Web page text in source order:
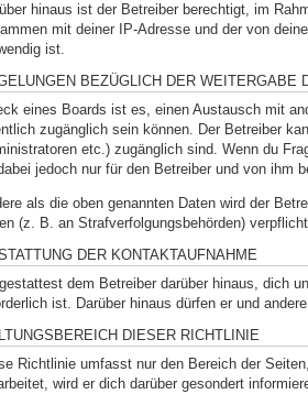
hinaus ist der Betreiber berechtigt, im
mit deiner IP-Adresse und der von
ist.
BEZÜGLICH DER WEITERGABE
eines Boards ist es, einen Austausch mit
zugänglich sein können. Der Betreiber
etc.) zugänglich sind. Wenn du
jedoch nur für den Betreiber und von ihm
als die oben genannten Daten wird der
(z. B. an Strafverfolgungsbehörden)
DER KONTAKTAUFNAHME
dem Betreiber darüber hinaus, dich
ist. Darüber hinaus dürfen er und
DIESER RICHTLINIE
Richtlinie umfasst nur den Bereich der
wird er dich darüber gesondert